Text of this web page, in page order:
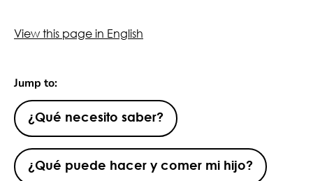
View this page in English
Jump to:
¿Qué necesito saber?
¿Qué puede hacer y comer mi hijo?